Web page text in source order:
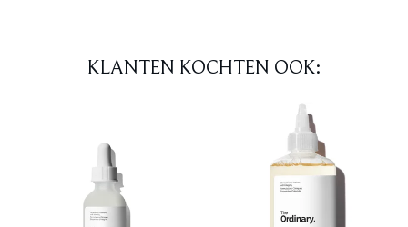
KLANTEN KOCHTEN OOK: